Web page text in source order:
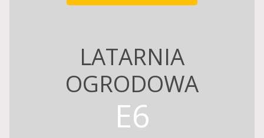
LATARNIA
OGRODOWA
E6